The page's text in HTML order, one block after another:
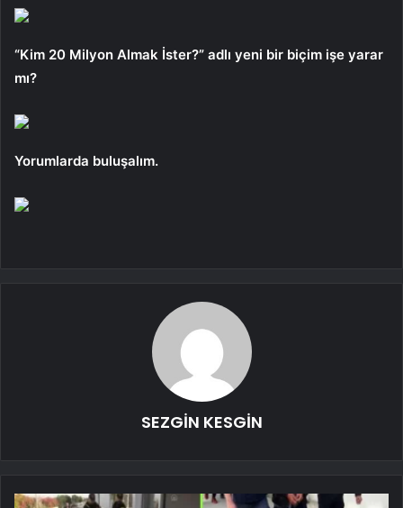
“Kim 20 Milyon Almak İster?” adlı yeni bir biçim işe yarar
mı?
Yorumlarda buluşalım.
SEZGİN KESGİN